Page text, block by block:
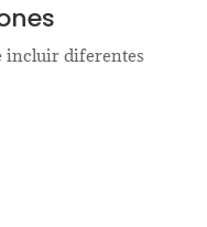
incluir diferentes